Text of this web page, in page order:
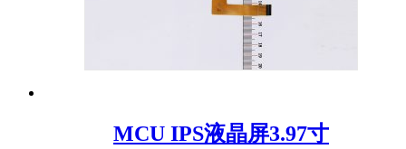
MCU IPS液晶屏3.97寸